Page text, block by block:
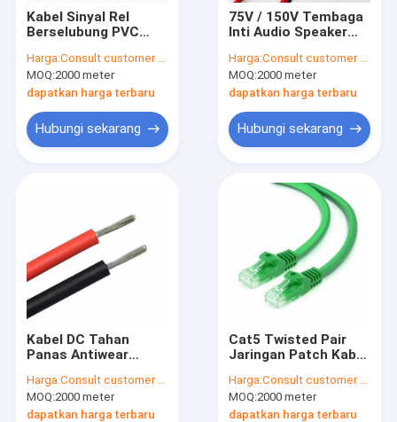
Kabel Sinyal Rel
Berselubung PVC
Tidak Beracun
Harga:Consult customer service
MOQ:2000 meter
dapatkan harga terbaru
Hubungi sekarang
75V / 150V Tembaga
Inti Audio Speaker
Untuk Rumah
Harga:Consult customer service
MOQ:2000 meter
dapatkan harga terbaru
Hubungi sekarang
Kabel DC Tahan
Panas Antiwear
Kabel Panel Surya
Tahan Cuaca 6mm
Harga:Consult customer service
MOQ:2000 meter
dapatkan harga terbaru
Cat5 Twisted Pair
Jaringan Patch Kabel
Api
Harga:Consult customer service
MOQ:2000 meter
dapatkan harga terbaru